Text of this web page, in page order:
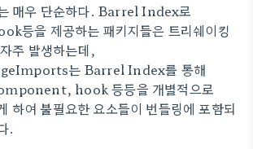
매우 단순하다. Barrel Index로
을 제공하는 패키지들은 트리쉐이킹
주 발생하는데,
는 Barrel Index를 통해
hook 등등을 개별적으로
여 불필요한 요소들이 번들링에 포함되
.